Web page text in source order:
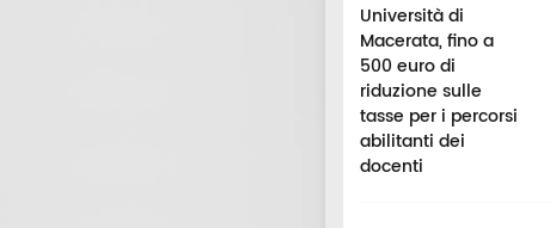
Università di
Macerata, fino a
500 euro di
riduzione sulle
tasse per i percorsi
abilitanti dei
docenti